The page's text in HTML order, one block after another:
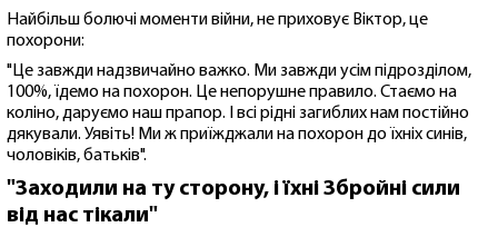
Найбільш болючі моменти війни, не приховує Віктор, це
похорони:
"Це завжди надзвичайно важко. Ми завжди усім підрозділом,
100%, їдемо на похорон. Це непорушне правило. Стаємо на
коліно, даруємо наш прапор. І всі рідні загиблих нам постійно
дякували. Уявіть! Ми ж приїжджали на похорон до їхніх синів,
чоловіків, батьків".
"Заходили на ту сторону, і їхні Збройні сили
від нас тікали"